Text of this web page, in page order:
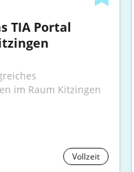
TIA Portal
im Raum Kitzingen
Vollzeit